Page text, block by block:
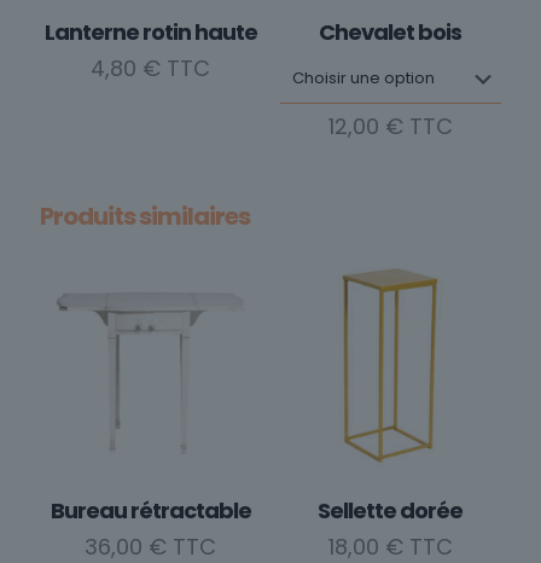
choisies
la
Lanterne rotin haute
4,80 €
Chevalet bois
12,00 €
variations.
choisies
sur
page
du
Produits similaires
Bureau rétractable
36,00 €
Sellette dorée
18,00 €